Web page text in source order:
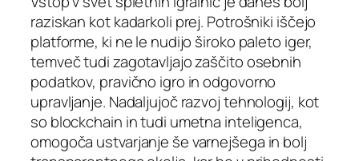
raziskan kot kadarkoli prej. Potrošniki iščejo
platforme, ki ne le nudijo široko paleto iger,
temveč tudi zagotavljajo zaščito osebnih
podatkov, pravično igro in odgovorno
upravljanje. Nadaljujoč razvoj tehnologij, kot
so blockchain in tudi umetna inteligenca,
omogoča ustvarjanje še varnejšega in bolj